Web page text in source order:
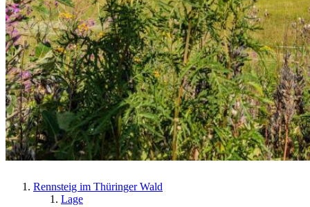
Rennsteig im Thüringer Wald
Lage